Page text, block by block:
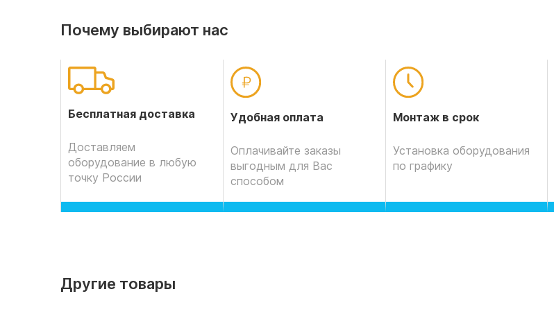
Почему выбирают нас
Бесплатная доставка
Доставляем
оборудование в любую
точку России
Удобная оплата
Оплачивайте заказы
выгодным для Вас
способом
Монтаж в срок
Установка оборудования
по графику
Другие товары